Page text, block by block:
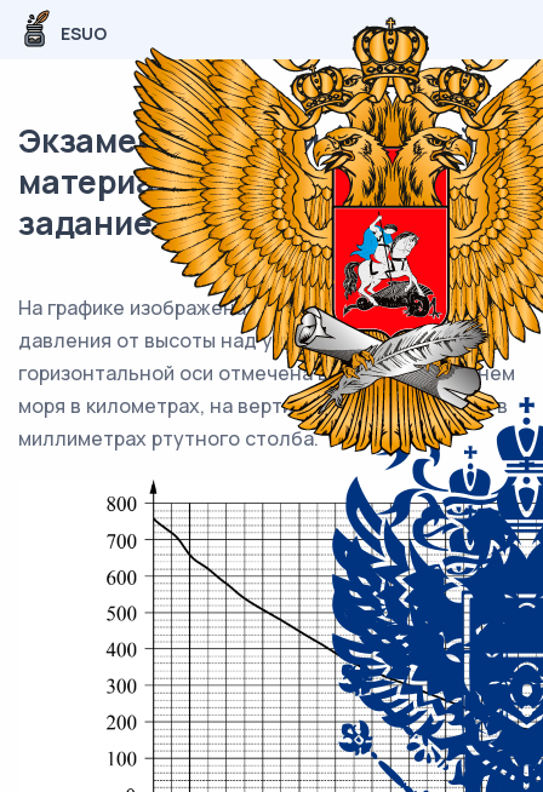
ESUO
Экзаменационный (типовой)
материал ЕГЭ / База / 03
задание (24) / 182
На графике изображена зависимость атмосферного
давления от высоты над уровнем моря. На
горизонтальной оси отмечена высота над уровнем
моря в километрах, на вертикальной — давление в
миллиметрах ртутного столба.